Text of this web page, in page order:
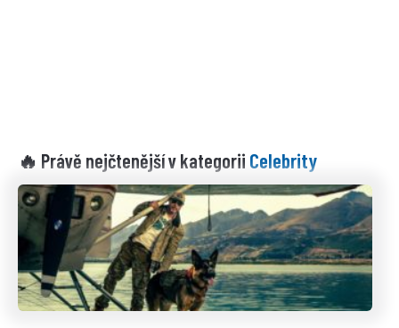
🔥 Právě nejčtenější v kategorii Celebrity